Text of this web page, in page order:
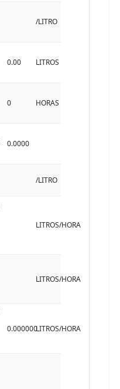
/LITRO
0.00 LITROS
0 HORAS
0.0000
/LITRO
LITROS/HORA
LITROS/HORA
0.000000LITROS/HORA